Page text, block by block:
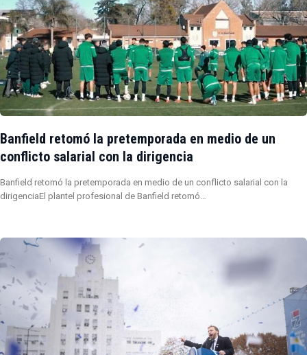
Banfield retomó la pretemporada en medio de un
conflicto salarial con la dirigencia
Banfield retomó la pretemporada en medio de un conflicto salarial con la
dirigenciaEl plantel profesional de Banfield retomó…